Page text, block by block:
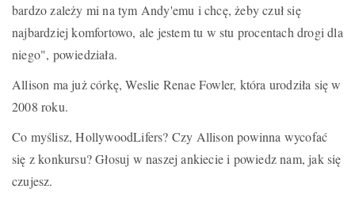
bardzo zależy mi na tym Andy'emu i chcę, żeby czuł się
najbardziej komfortowo, ale jestem tu w stu procentach drogi dla
niego", powiedziała.
Allison ma już córkę, Weslie Renae Fowler, która urodziła się w
2008 roku.
Co myślisz, HollywoodLifers? Czy Allison powinna wycofać
się z konkursu? Głosuj w naszej ankiecie i powiedz nam, jak się
czujesz.